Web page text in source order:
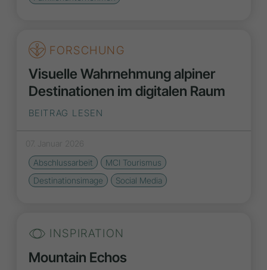
FORSCHUNG
Visuelle Wahrnehmung alpiner
Destinationen im digitalen Raum
BEITRAG LESEN
07. Januar 2026
Abschlussarbeit
MCI Tourismus
Destinationsimage
Social Media
INSPIRATION
Mountain Echos